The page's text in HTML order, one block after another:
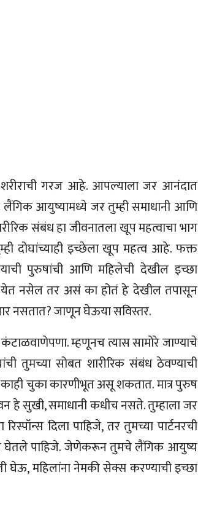
गरज आहे. आपल्याला जर आनंदात
आयुष्यामध्ये जर तुम्ही समाधानी आणि
संबंध हा जीवनातला खूप महत्वाचा भाग
दोघांच्याही इच्छेला खूप महत्व आहे. फक्त
पुरुषांची आणि महिलेची देखील इच्छा
येत नसेल तर असं का होतं हे देखील तपासून
नसतात? जाणून घेऊया सविस्तर.
म्हणूनच त्यास सामोरे जाण्याचे
तुमच्या सोबत शारीरिक संबंध ठेवण्याची
चुका कारणीभूत असू शकतात. मात्र पुरुष
हे सुखी, समाधानी कधीच नसते. तुम्हाला जर
दिला पाहिजे, तर तुमच्या पार्टनरची
घेतले पाहिजे. जेणेकरून तुमचे लैंगिक आयुष्य
घेऊ, महिलांना नेमकी सेक्स करण्याची इच्छा